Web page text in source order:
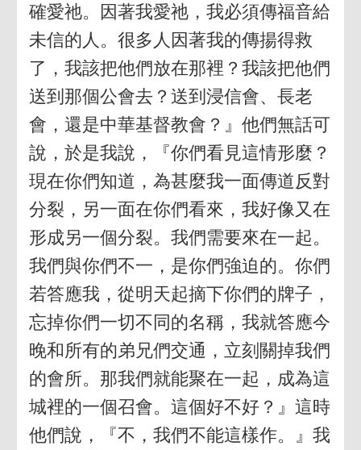
確愛祂。因著我愛祂，我必須傳福音給
未信的人。很多人因著我的傳揚得救
了，我該把他們放在那裡？我該把他們
送到那個公會去？送到浸信會、長老
會，還是中華基督教會？』他們無話可
說，於是我說，『你們看見這情形麼？
現在你們知道，為甚麼我一面傳道反對
分裂，另一面在你們看來，我好像又在
形成另一個分裂。我們需要來在一起。
我們與你們不一，是你們強迫的。你們
若答應我，從明天起摘下你們的牌子，
忘掉你們一切不同的名稱，我就答應今
晚和所有的弟兄們交通，立刻關掉我們
的會所。那我們就能聚在一起，成為這
城裡的一個召會。這個好不好？』這時
他們說，『不，我們不能這樣作。』我